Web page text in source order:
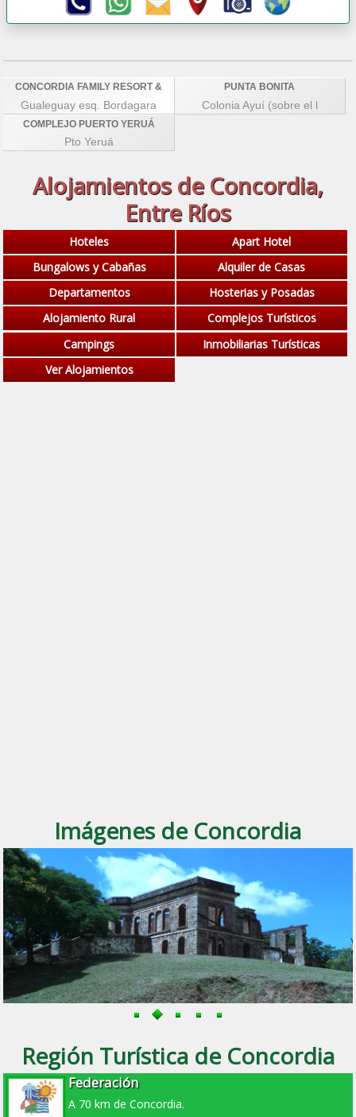
CONCORDIA FAMILY RESORT &
Gualeguay esq. Bordagara
PUNTA BONITA
Colonia Ayuí (sobre el l
COMPLEJO PUERTO YERUÁ
Pto Yeruá
Alojamientos de Concordia,
Entre Ríos
Hoteles
Apart Hotel
Bungalows y Cabañas
Alquiler de Casas
Departamentos
Hosterias y Posadas
Alojamiento Rural
Complejos Turísticos
Campings
Inmobiliarias Turísticas
Ver Alojamientos
Imágenes de Concordia
Región Turística de Concordia
Federación
A 70 km de Concordia.